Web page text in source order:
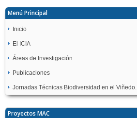
Menú Principal
Inicio
El ICIA
Áreas de Investigación
Publicaciones
Jornadas Técnicas Biodiversidad en el Viñedo.
Proyectos MAC